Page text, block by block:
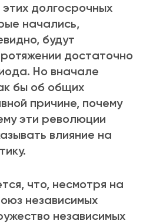
этих долгосрочных
начались,
будут
достаточно
Но вначале
бы об общих
причине, почему
эти революции
влияние на
что, несмотря на
независимых
независимых